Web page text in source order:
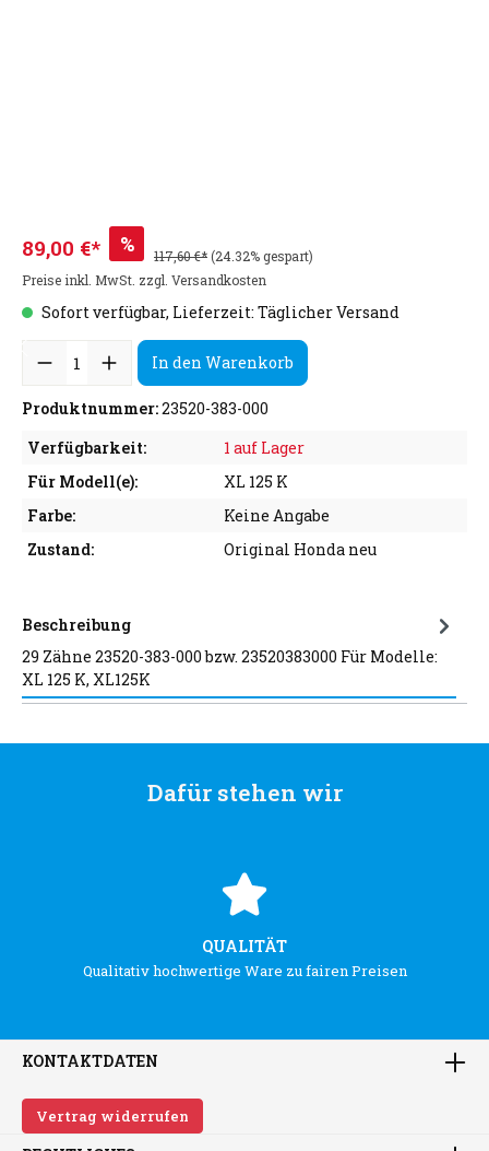
89,00 €* % 117,60 €*(24.32% gespart)
Preise inkl. MwSt. zzgl. Versandkosten
Sofort verfügbar, Lieferzeit: Täglicher Versand
In den Warenkorb
Produktnummer:23520-383-000
Verfügbarkeit:
1 auf Lager
Für Modell(e):
XL 125 K
Farbe:
Keine Angabe
Zustand:
Original Honda neu
Beschreibung
29 Zähne 23520-383-000 bzw. 23520383000 Für Modelle:
XL 125 K, XL125K
Dafür stehen wir
QUALITÄT
Qualitativ hochwertige Ware zu fairen Preisen
KONTAKTDATEN
Vertrag widerrufen